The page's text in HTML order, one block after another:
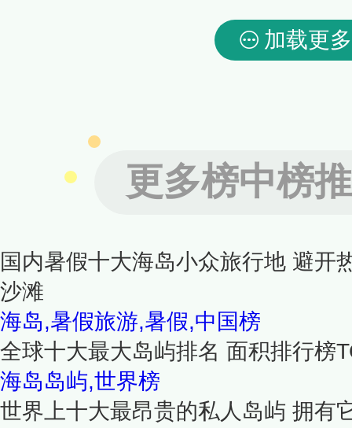
加载更多
更多榜中榜
国内暑假十大海岛小众旅行地 避开
沙滩
海岛,暑假旅游,暑假,中国榜
全球十大最大岛屿排名 面积排行榜
海岛岛屿,世界榜
世界上十大最昂贵的私人岛屿 拥有